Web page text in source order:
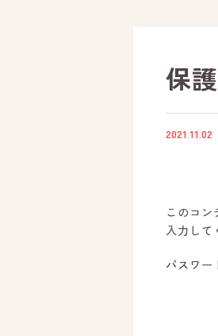
保
2021.11.02
このコ
入力して
パスワー